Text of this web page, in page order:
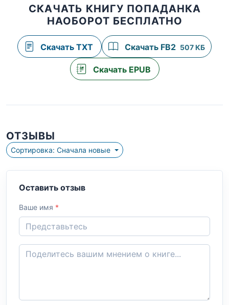
СКАЧАТЬ КНИГУ ПОПАДАНКА
НАОБОРОТ БЕСПЛАТНО
Скачать TXT Скачать FB2 507 КБ
Скачать EPUB
ОТЗЫВЫ
Сортировка: Сначала новые
Оставить отзыв
Ваше имя *